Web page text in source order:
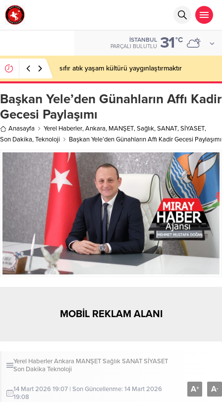
İSTANBUL
PARÇALI BULUTLU 31°C
sıfır atık yaşam kültürü yaygınlaştırmaktır
Başkan Yele’den Günahların Affı Kadir
Gecesi Paylaşımı
Anasayfa Yerel Haberler,Ankara, MANŞET,Sağlık,SANAT,SİYASET,
Son Dakika,Teknoloji Başkan Yele’den Günahların Affı Kadir Gecesi Paylaşımı
MOBİL REKLAM ALANI
Yerel HaberlerAnkara MANŞETSağlıkSANATSİYASET
Son Dakika Teknoloji
14 Mart 2026 19:07 | Son Güncellenme: 14 Mart 2026
19:08
A+ A-